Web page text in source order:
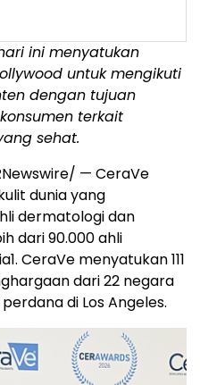
ini menyatukan
untuk mengikuti
dengan tujuan
terkait
sehat.
— CeraVe
dunia yang
dermatologi dan
dari 90.000 ahli
1. CeraVe menyatukan 111
dari 22 negara
di Los Angeles.